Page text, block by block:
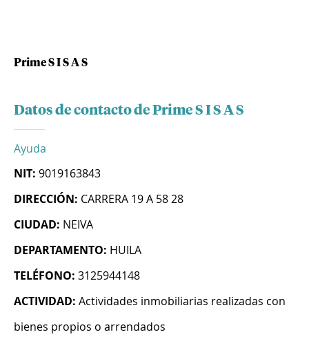
Prime S I S A S
Datos de contacto de Prime S I S A S
Ayuda
NIT: 9019163843
DIRECCIÓN: CARRERA 19 A 58 28
CIUDAD: NEIVA
DEPARTAMENTO: HUILA
TELÉFONO: 3125944148
ACTIVIDAD: Actividades inmobiliarias realizadas con
bienes propios o arrendados